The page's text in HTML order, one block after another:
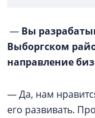
— Вы
Выборгском
направление
— Да, нам
его развивать.